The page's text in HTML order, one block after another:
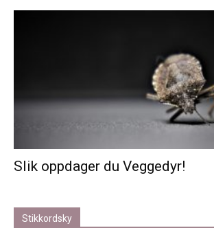
Slik oppdager du Veggedyr!
Stikkordsky